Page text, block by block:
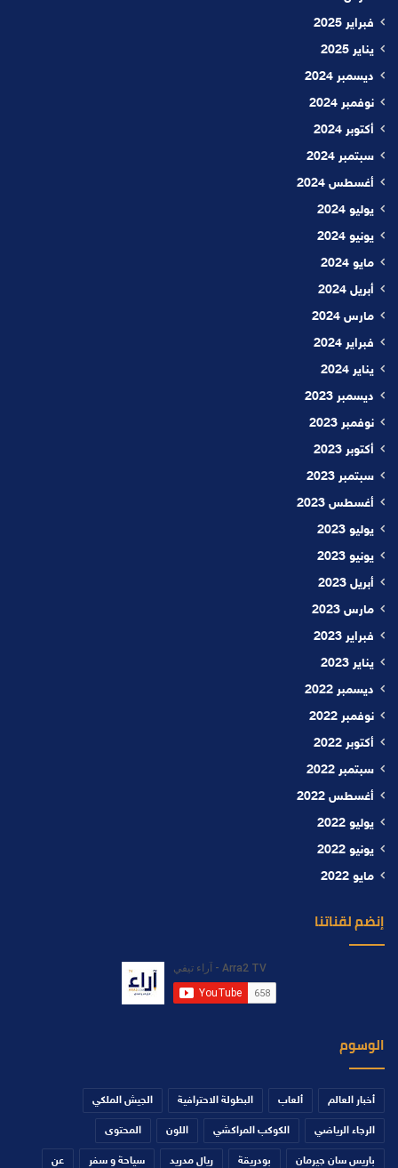
فبراير 2025
يناير 2025
ديسمبر 2024
نوفمبر 2024
أكتوبر 2024
سبتمبر 2024
أغسطس 2024
يوليو 2024
يونيو 2024
مايو 2024
أبريل 2024
مارس 2024
فبراير 2024
يناير 2024
ديسمبر 2023
نوفمبر 2023
أكتوبر 2023
سبتمبر 2023
أغسطس 2023
يوليو 2023
يونيو 2023
أبريل 2023
مارس 2023
فبراير 2023
يناير 2023
ديسمبر 2022
نوفمبر 2022
أكتوبر 2022
سبتمبر 2022
أغسطس 2022
يوليو 2022
يونيو 2022
مايو 2022
إنضم لقناتنا
الوسوم
أخبار العالم ألعاب البطولة الاحترافية الجيش الملكي
الرجاء الرياضي الكوكب المراكشي اللون المحتوى
باريس سان جيرمان بودريقة ريال مدريد سياحة و سفر عن